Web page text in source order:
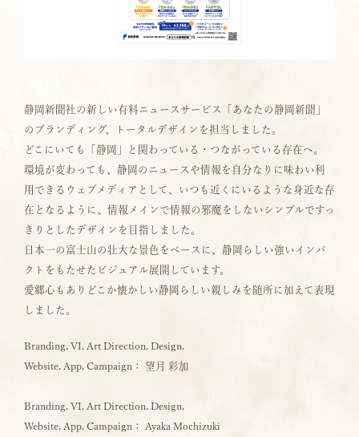
静岡新聞社の新しい有料ニュースサービス「あなたの静岡新聞」
のブランディング、トータルデザインを担当しました。
どこにいても「静岡」と関わっている・つながっている存在へ。
環境が変わっても、静岡のニュースや情報を自分なりに味わい利
用できるウェブメディアとして、いつも近くにいるような身近な存
在となるように、情報メインで情報の邪魔をしないシンプルですっ
きりとしたデザインを目指しました。
日本一の富士山の壮大な景色をベースに、静岡らしい強いインパ
クトをもたせたビジュアル展開しています。
愛郷心もありどこか懐かしい静岡らしい親しみを随所に加えて表現
しました。
Branding, VI, Art Direction, Design,
Website, App, Campaign： 望月 彩加
Branding, VI, Art Direction, Design,
Website, App, Campaign： Ayaka Mochizuki